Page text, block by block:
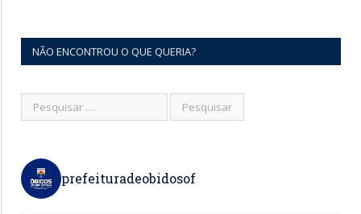
NÃO ENCONTROU O QUE QUERIA?
prefeituradeobidosof